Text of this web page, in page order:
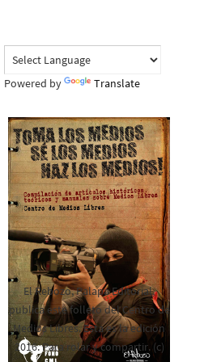
Powered by Translate
El Rebozo, Palapa Editorial,
publica este folleto del Centro de
Medios Libres. Esta es la edición
2016. Para rolar y compartir. (c)